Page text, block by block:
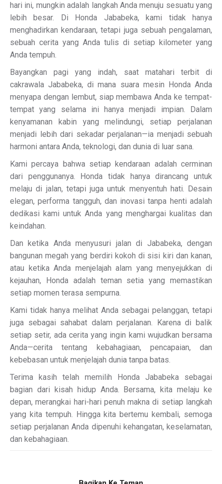
hari ini, mungkin adalah langkah Anda menuju sesuatu yang
lebih besar. Di Honda Jababeka, kami tidak hanya
menghadirkan kendaraan, tetapi juga sebuah pengalaman,
sebuah cerita yang Anda tulis di setiap kilometer yang
Anda tempuh.
Bayangkan pagi yang indah, saat matahari terbit di
cakrawala Jababeka, di mana suara mesin Honda Anda
menyapa dengan lembut, siap membawa Anda ke tempat-
tempat yang selama ini hanya menjadi impian. Dalam
kenyamanan kabin yang melindungi, setiap perjalanan
menjadi lebih dari sekadar perjalanan—ia menjadi sebuah
harmoni antara Anda, teknologi, dan dunia di luar sana.
Kami percaya bahwa setiap kendaraan adalah cerminan
dari penggunanya. Honda tidak hanya dirancang untuk
melaju di jalan, tetapi juga untuk menyentuh hati. Desain
elegan, performa tangguh, dan inovasi tanpa henti adalah
dedikasi kami untuk Anda yang menghargai kualitas dan
keindahan.
Dan ketika Anda menyusuri jalan di Jababeka, dengan
bangunan megah yang berdiri kokoh di sisi kiri dan kanan,
atau ketika Anda menjelajah alam yang menyejukkan di
kejauhan, Honda adalah teman setia yang memastikan
setiap momen terasa sempurna.
Kami tidak hanya melihat Anda sebagai pelanggan, tetapi
juga sebagai sahabat dalam perjalanan. Karena di balik
setiap setir, ada cerita yang ingin kami wujudkan bersama
Anda—cerita tentang kebahagiaan, pencapaian, dan
kebebasan untuk menjelajah dunia tanpa batas.
Terima kasih telah memilih Honda Jababeka sebagai
bagian dari kisah hidup Anda. Bersama, kita melaju ke
depan, merangkai hari-hari penuh makna di setiap langkah
yang kita tempuh. Hingga kita bertemu kembali, semoga
setiap perjalanan Anda dipenuhi kehangatan, keselamatan,
dan kebahagiaan.